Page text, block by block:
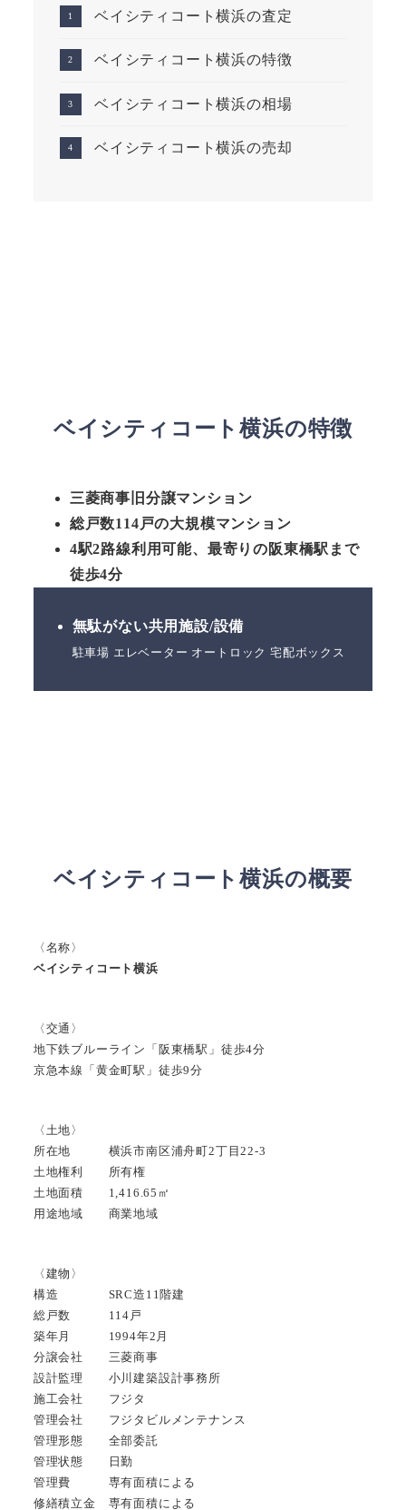
ベイシティコート横浜の査定
ベイシティコート横浜の特徴
ベイシティコート横浜の相場
ベイシティコート横浜の売却
ベイシティコート横浜の特徴
三菱商事旧分譲マンション
総戸数114戸の大規模マンション
4駅2路線利用可能、最寄りの阪東橋駅まで
徒歩4分
無駄がない共用施設/設備
駐車場 エレベーター オートロック 宅配ボックス
ベイシティコート横浜の概要
〈名称〉
ベイシティコート横浜
〈交通〉
地下鉄ブルーライン「阪東橋駅」徒歩4分
京急本線「黄金町駅」徒歩9分
〈土地〉
所在地 横浜市南区浦舟町2丁目22-3
土地権利 所有権
土地面積 1,416.65㎡
用途地域 商業地域
〈建物〉
構造 SRC造11階建
総戸数 114戸
築年月 1994年2月
分譲会社 三菱商事
設計監理 小川建築設計事務所
施工会社 フジタ
管理会社 フジタビルメンテナンス
管理形態 全部委託
管理状態 日勤
管理費 専有面積による
修繕積立金 専有面積による